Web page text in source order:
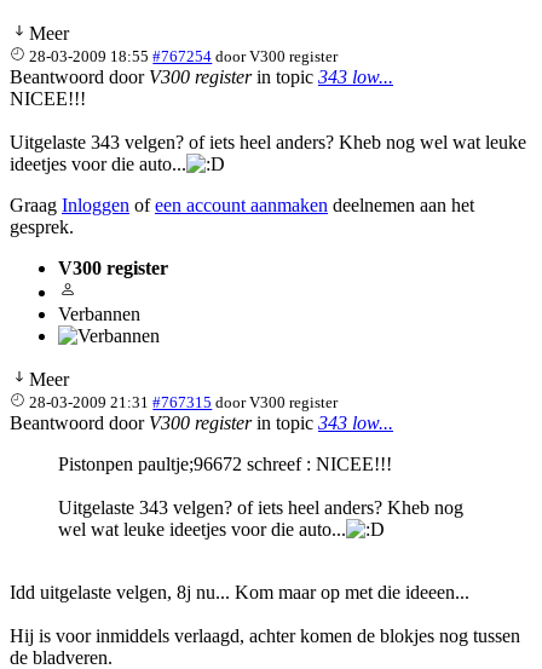
Meer
28-03-2009 18:55 #767254 doorV300 register
Beantwoord door V300 registerin topic 343 low...
NICEE!!!
Uitgelaste 343 velgen? of iets heel anders? Kheb nog wel wat leuke
ideetjes voor die auto...
Graag Inloggen ofeen account aanmaken deelnemen aan het
gesprek.
V300 register
Verbannen
Meer
28-03-2009 21:31 #767315 doorV300 register
Beantwoord door V300 registerin topic 343 low...
Pistonpen paultje;96672 schreef : NICEE!!!
Uitgelaste 343 velgen? of iets heel anders? Kheb nog
wel wat leuke ideetjes voor die auto...
Idd uitgelaste velgen, 8j nu... Kom maar op met die ideeen...
Hij is voor inmiddels verlaagd, achter komen de blokjes nog tussen
de bladveren.